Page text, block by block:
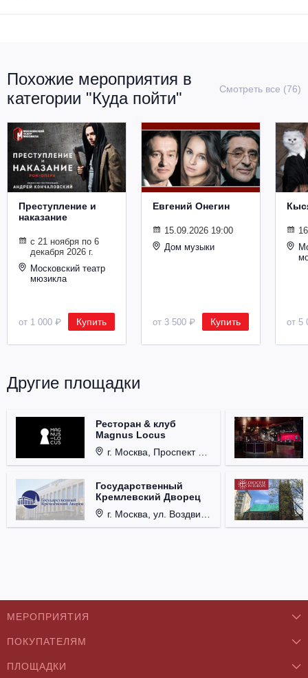
Похожие мероприятия в
категории "Куда пойти"
Смотреть все (76)
Преступление и
наказание
с 21 ноября по 6
декабря 2026 г.
Московский театр
мюзикла
от 1 000 ₽ Купить
Евгений Онегин
15.09.2026 19:00
Дом музыки
от 3 500 ₽ Купить от 5
Другие площадки
Ресторан & клуб
Magnus Locus
г. Москва, Проспект Мира, д. 12, стр. 9.
Государственный
Кремлевский Дворец
г. Москва, ул. Воздвиженка, д. 1, Кремль.
МЕРОПРИЯТИЯ
Концерты
Классика
ПОКУПАТЕЛЯМ
О нас
ПЛОЩАДКИ